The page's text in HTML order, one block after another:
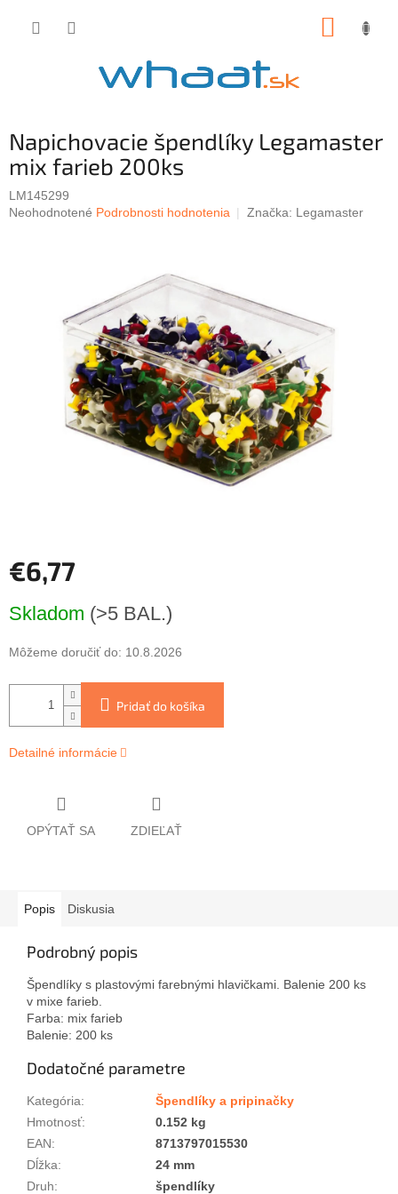
Napichovacie špendlíky Legamaster
mix farieb 200ks
LM145299
Priemerné
hviezdičiek.
Neohodnotené Podrobnosti hodnotenia Značka: Legamaster
€6,77
cena:
Skladom (>5 BAL.)
Môžeme doručiť do: 10.8.2026
Pridať do košíka
Detailné informácie
OPÝTAŤ SA ZDIEĽAŤ
Popis Diskusia
Podrobný popis
Špendlíky s plastovými farebnými hlavičkami. Balenie 200 ks
v mixe farieb.
Farba: mix farieb
Balenie: 200 ks
Dodatočné parametre
Kategória:
Špendlíky a pripinačky
Hmotnosť:
0.152 kg
EAN:
8713797015530
Dĺžka:
24 mm
Druh: špendlíky